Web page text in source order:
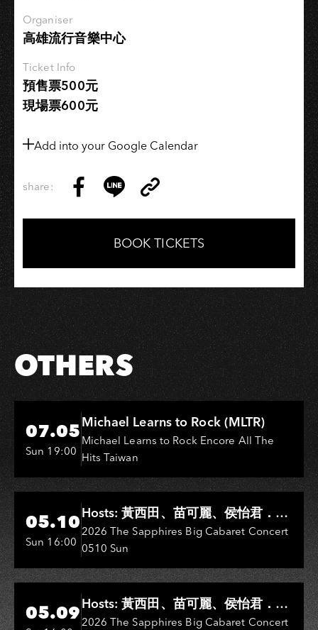
命
的
響
譜
成
首
Organiser
高雄流行音樂中心
Ticket Info
預售票500元
現場票600元
Add into your Google Calendar
share:
on
Facebook
on
LINE
Link
Copy
BOOK TICKETS
OTHERS
Hi-Ing Music Hall
07.05
Sun 19:00
Michael Learns to Rock (MLTR)
Michael Learns to Rock Encore All The
Hits Taiwan
Hi-Ing Music Hall
05.10
Sun 16:00
Hosts: 黃西田、苗可麗、侯怡君．
Entertainers: 葉啟田、鳥來嬤-吳
敏、王彩樺、王瑞霞、吳淑敏、施文
彬、邵大倫、曹雅雯、陳孟賢、黃露
瑤
2026 The Sapphires Big Cabaret Concert
0510 Sun
Hi-Ing Music Hall
05.09Hosts: 黃西田、苗可麗、侯怡君．
Entertainers: 葉啟田、鳥來嬤-吳
2026 The Sapphires Big Cabaret Concert